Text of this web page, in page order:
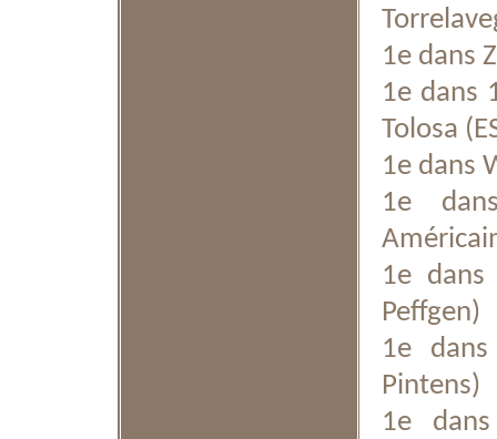
1e dans
1e dans
Tolosa
1e dans
1e
1e dans
Peffgen)
1e dans
Pintens)
1e